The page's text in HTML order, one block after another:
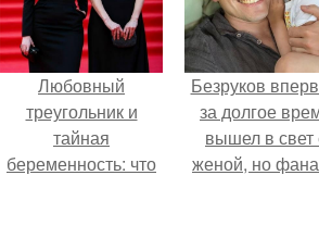
Любовный
треугольник и
тайная
беременность: что
Безруков
за долгое
вышел в свет
женой, но